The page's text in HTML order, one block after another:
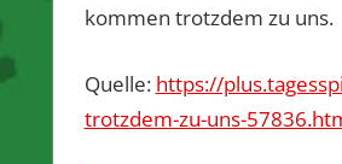
kommen trotzdem zu uns.
Quelle: https://
trotzdem-zu-uns-